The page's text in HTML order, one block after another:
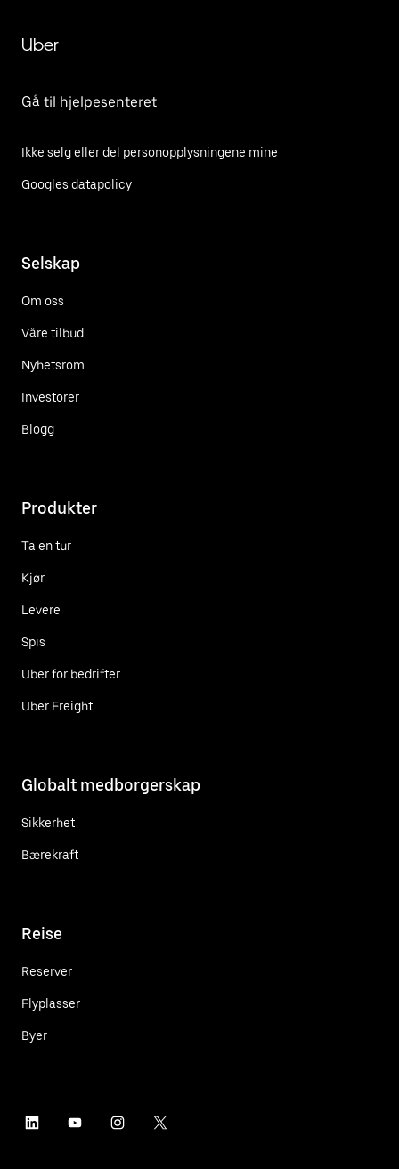
Uber
Gå til hjelpesenteret
Ikke selg eller del personopplysningene mine
Googles datapolicy
Selskap
Om oss
Våre tilbud
Nyhetsrom
Investorer
Blogg
Produkter
Ta en tur
Kjør
Levere
Spis
Uber for bedrifter
Uber Freight
Globalt medborgerskap
Sikkerhet
Bærekraft
Reise
Reserver
Flyplasser
Byer